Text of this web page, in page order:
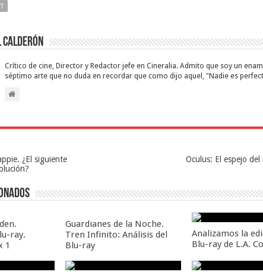
Calderón
Crítico de cine, Director y Redactor jefe en Cineralia. Admito que soy un
séptimo arte que no duda en recordar que como dijo aquel, "Nadie es
¿El siguiente
Oculus: El espejo del
ray.
1
Guardianes de la Noche.
Tren Infinito: Análisis del
Blu-ray
Analizamos la
Blu-ray de L.A.